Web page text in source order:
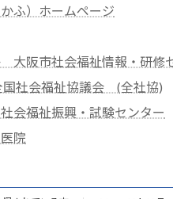
ふ）ホームページ
大阪市社会福祉情報・研修
国社会福祉協議会 (全社協)
会福祉振興・試験センター
院